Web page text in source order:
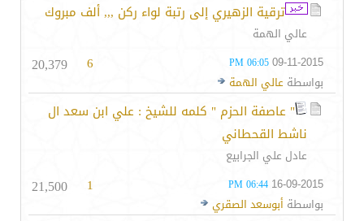
ترقية الزهيري إلى رتبة لواء ركن ,,, ألف مبروك
عالي الهمة
09-11-2015
06:05 PM
بواسطة عالي الهمة
6
20,379
" عاصفة الحزم " كلمه للشيخ : علي ابن سعد ال
ناشط القحطاني
عادل علي الجرابيع
16-09-2015
06:44 PM
بواسطة أبوسعد الصقري
1
21,500